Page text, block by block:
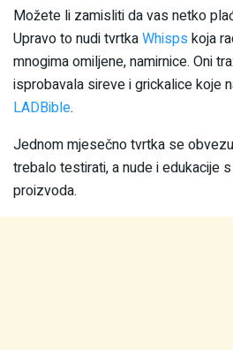
Možete li zamisliti da vas netko
Upravo to nudi tvrtkaWhisps koja
mnogima omiljene, namirnice. Oni
isprobavala sireve i grickalice koje
LADBible.
Jednom mjesečno tvrtka se
trebalo testirati, a nude i edukacije
proizvoda.